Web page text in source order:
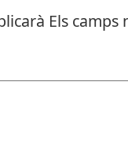
Els camps